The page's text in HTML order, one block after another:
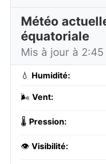
Météo
équatoriale
Mis à jour à
💧 Humidité:
🌬️ Vent:
🌡️ Pression:
👁️ Visibilité: